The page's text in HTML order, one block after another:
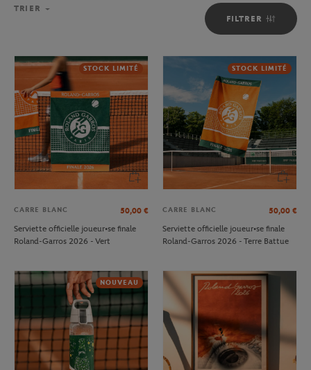
FILTRER
TRIER
STOCK LIMITÉ
CARRE BLANC 50,00 €
Serviette officielle joueur•se finale
Roland-Garros 2026 - Vert
STOCK LIMITÉ
CARRE BLANC 50,00 €
Serviette officielle joueur•se finale
Roland-Garros 2026 - Terre Battue
NOUVEAU